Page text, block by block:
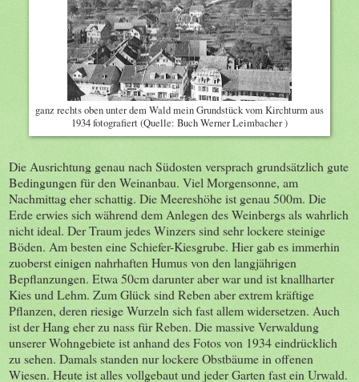
ganz rechts oben unter dem Wald mein Grundstück vom Kirchturm aus
1934 fotografiert (Quelle: Buch Werner Leimbacher )
Die Ausrichtung genau nach Südosten versprach grundsätzlich gute
Bedingungen für den Weinanbau. Viel Morgensonne, am
Nachmittag eher schattig. Die Meereshöhe ist genau 500m. Die
Erde erwies sich während dem Anlegen des Weinbergs als wahrlich
nicht ideal. Der Traum jedes Winzers sind sehr lockere steinige
Böden. Am besten eine Schiefer-Kiesgrube. Hier gab es immerhin
zuoberst einigen nahrhaften Humus von den langjährigen
Bepflanzungen. Etwa 50cm darunter aber war und ist knallharter
Kies und Lehm. Zum Glück sind Reben aber extrem kräftige
Pflanzen, deren riesige Wurzeln sich fast allem widersetzen. Auch
ist der Hang eher zu nass für Reben. Die massive Verwaldung
unserer Wohngebiete ist anhand des Fotos von 1934 eindrücklich
zu sehen. Damals standen nur lockere Obstbäume in offenen
Wiesen. Heute ist alles vollgebaut und jeder Garten fast ein Urwald.